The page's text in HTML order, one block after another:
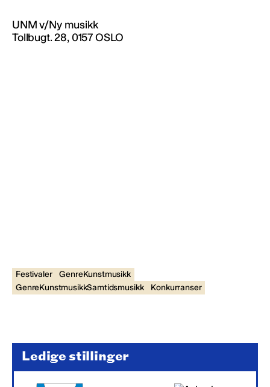
UNM v/Ny musikk
Tollbugt. 28, 0157 OSLO
Festivaler
GenreKunstmusikk
GenreKunstmusikkSamtidsmusikk
Konkurranser
Ledige stillinger